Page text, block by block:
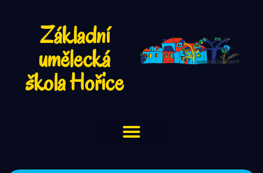
Základní
umělecká
škola Hořice